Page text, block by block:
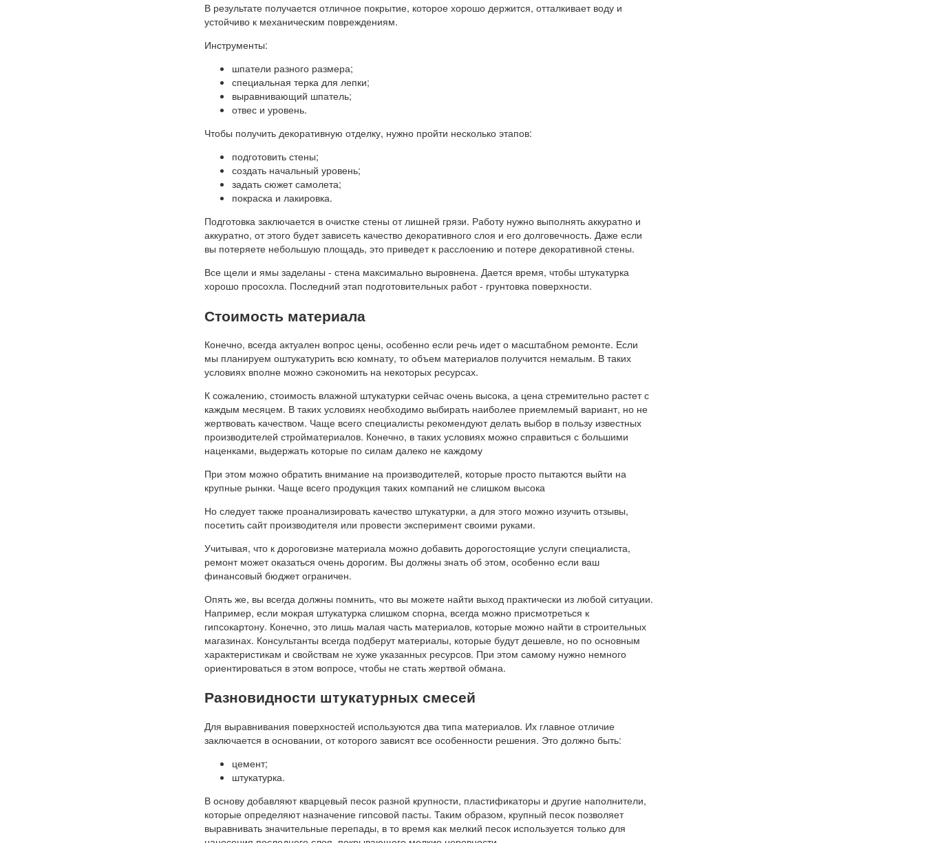
В результате получается отличное покрытие, которое хорошо держится, отталкивает воду и
устойчиво к механическим повреждениям.
Инструменты:
шпатели разного размера;
специальная терка для лепки;
выравнивающий шпатель;
отвес и уровень.
Чтобы получить декоративную отделку, нужно пройти несколько этапов:
подготовить стены;
создать начальный уровень;
задать сюжет самолета;
покраска и лакировка.
Подготовка заключается в очистке стены от лишней грязи. Работу нужно выполнять аккуратно и
аккуратно, от этого будет зависеть качество декоративного слоя и его долговечность. Даже если
вы потеряете небольшую площадь, это приведет к расслоению и потере декоративной стены.
Все щели и ямы заделаны - стена максимально выровнена. Дается время, чтобы штукатурка
хорошо просохла. Последний этап подготовительных работ - грунтовка поверхности.
Стоимость материала
Конечно, всегда актуален вопрос цены, особенно если речь идет о масштабном ремонте. Если
мы планируем оштукатурить всю комнату, то объем материалов получится немалым. В таких
условиях вполне можно сэкономить на некоторых ресурсах.
К сожалению, стоимость влажной штукатурки сейчас очень высока, а цена стремительно растет с
каждым месяцем. В таких условиях необходимо выбирать наиболее приемлемый вариант, но не
жертвовать качеством. Чаще всего специалисты рекомендуют делать выбор в пользу известных
производителей стройматериалов. Конечно, в таких условиях можно справиться с большими
наценками, выдержать которые по силам далеко не каждому
При этом можно обратить внимание на производителей, которые просто пытаются выйти на
крупные рынки. Чаще всего продукция таких компаний не слишком высока
Но следует также проанализировать качество штукатурки, а для этого можно изучить отзывы,
посетить сайт производителя или провести эксперимент своими руками.
Учитывая, что к дороговизне материала можно добавить дорогостоящие услуги специалиста,
ремонт может оказаться очень дорогим. Вы должны знать об этом, особенно если ваш
финансовый бюджет ограничен.
Опять же, вы всегда должны помнить, что вы можете найти выход практически из любой ситуации.
Например, если мокрая штукатурка слишком спорна, всегда можно присмотреться к
гипсокартону. Конечно, это лишь малая часть материалов, которые можно найти в строительных
магазинах. Консультанты всегда подберут материалы, которые будут дешевле, но по основным
характеристикам и свойствам не хуже указанных ресурсов. При этом самому нужно немного
ориентироваться в этом вопросе, чтобы не стать жертвой обмана.
Разновидности штукатурных смесей
Для выравнивания поверхностей используются два типа материалов. Их главное отличие
заключается в основании, от которого зависят все особенности решения. Это должно быть:
цемент;
штукатурка.
В основу добавляют кварцевый песок разной крупности, пластификаторы и другие наполнители,
которые определяют назначение гипсовой пасты. Таким образом, крупный песок позволяет
выравнивать значительные перепады, в то время как мелкий песок используется только для